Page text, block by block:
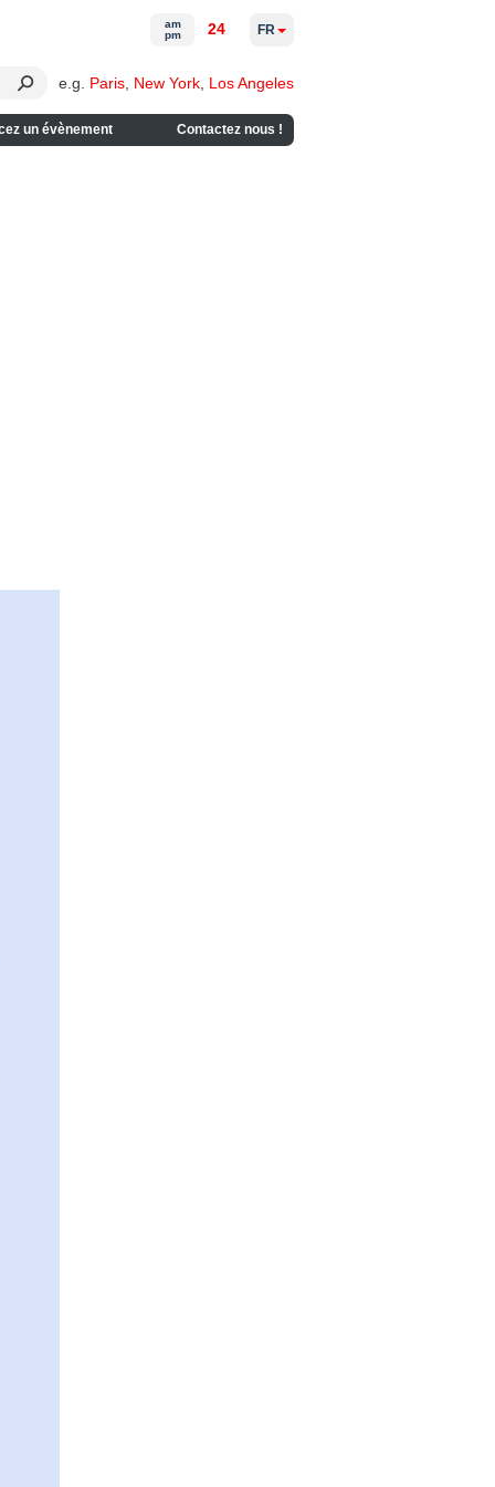
e.g. Paris New York Los Angeles
un évènement Contactez nous !
am
pm
24 FR